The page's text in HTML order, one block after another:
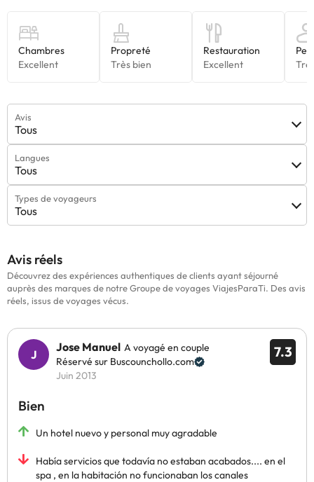
Avis
Tous
Langues
Tous
Types de voyageurs
Tous
Avis réels
Découvrez des expériences authentiques de clients ayant séjourné
auprès des marques de notre Groupe de voyages ViajesParaTi. Des avis
réels, issus de voyages vécus.
7.3
Jose Manuel A voyagé en couple
Réservé sur Buscounchollo.com
Juin 2013
Bien
Un hotel nuevo y personal muy agradable
Había servicios que todavía no estaban acabados.... en el
spa , en la habitación no funcionaban los canales